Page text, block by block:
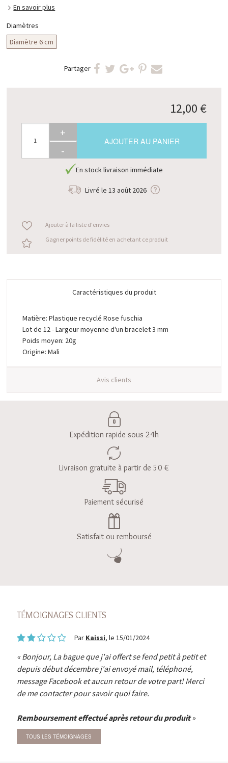
En savoir plus
Diamètres
Diamètre 6 cm
Partager
12,00 €
+
-
AJOUTER AU PANIER
En stock livraison immédiate
Livré le 13 août 2026
Ajouter à la liste d'envies
Gagner points de fidélité en achetant ce produit
Caractéristiques du produit
Matière: Plastique recyclé Rose fuschia
Lot de 12 - Largeur moyenne d'un bracelet 3 mm
Poids moyen: 20g
Origine: Mali
Avis clients
Expédition rapide sous 24h
Livraison gratuite à partir de 50 €
Paiement sécurisé
Satisfait ou remboursé
TÉMOIGNAGES CLIENTS
Par Kaissi, le 15/01/2024
Bonjour, La bague que j'ai offert se fend petit à petit et
depuis début décembre j'ai envoyé mail, téléphoné,
message Facebook et aucun retour de votre part! Merci
de me contacter pour savoir quoi faire.
Remboursement effectué après retour du produit
TOUS LES TÉMOIGNAGES